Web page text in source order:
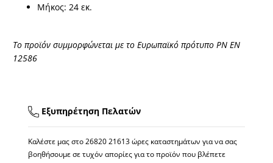
Μήκος: 24 εκ.
Το προϊόν συμμορφώνεται με το Ευρωπαϊκό πρότυπο PN EN
12586
Εξυπηρέτηση Πελατών
Καλέστε μας στο26820 21613ώρες καταστημάτων για να σας
βοηθήσουμε σε τυχόν απορίες για το προϊόν που βλέπετε